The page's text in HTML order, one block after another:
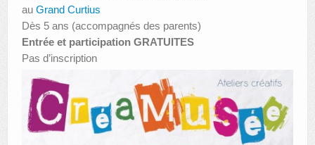
au Grand Curtius
Dès 5 ans (accompagnés des parents)
Entrée et participation GRATUITES
Pas d’inscription